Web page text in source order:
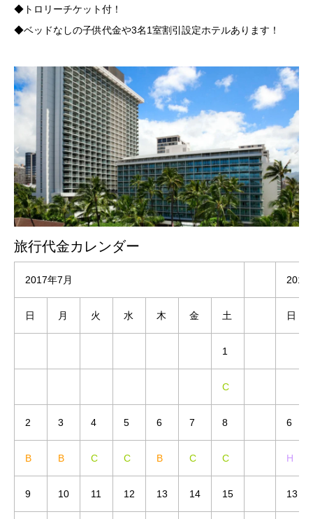
◆トロリーチケット付！
◆ベッドなしの子供代金や3名1室割引設定ホテルあります！
旅行代金カレンダー
2017年7月 2017
日 月 火 水 木 金 土 日
1
C
2 3 4 5 6 7 8 6
B B C C B C C H
9 10 11 12 13 14 15 13